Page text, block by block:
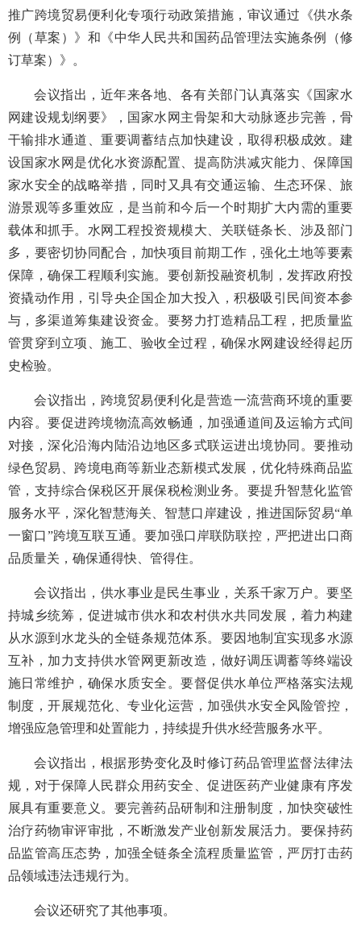
推广跨境贸易便利化专项行动政策措施，审议通过《供水条
例（草案）》和《中华人民共和国药品管理法实施条例（修
订草案）》。
会议指出，近年来各地、各有关部门认真落实《国家水
网建设规划纲要》，国家水网主骨架和大动脉逐步完善，骨
干输排水通道、重要调蓄结点加快建设，取得积极成效。建
设国家水网是优化水资源配置、提高防洪减灾能力、保障国
家水安全的战略举措，同时又具有交通运输、生态环保、旅
游景观等多重效应，是当前和今后一个时期扩大内需的重要
载体和抓手。水网工程投资规模大、关联链条长、涉及部门
多，要密切协同配合，加快项目前期工作，强化土地等要素
保障，确保工程顺利实施。要创新投融资机制，发挥政府投
资撬动作用，引导央企国企加大投入，积极吸引民间资本参
与，多渠道筹集建设资金。要努力打造精品工程，把质量监
管贯穿到立项、施工、验收全过程，确保水网建设经得起历
史检验。
会议指出，跨境贸易便利化是营造一流营商环境的重要
内容。要促进跨境物流高效畅通，加强通道间及运输方式间
对接，深化沿海内陆沿边地区多式联运进出境协同。要推动
绿色贸易、跨境电商等新业态新模式发展，优化特殊商品监
管，支持综合保税区开展保税检测业务。要提升智慧化监管
服务水平，深化智慧海关、智慧口岸建设，推进国际贸易“单
一窗口”跨境互联互通。要加强口岸联防联控，严把进出口商
品质量关，确保通得快、管得住。
会议指出，供水事业是民生事业，关系千家万户。要坚
持城乡统筹，促进城市供水和农村供水共同发展，着力构建
从水源到水龙头的全链条规范体系。要因地制宜实现多水源
互补，加力支持供水管网更新改造，做好调压调蓄等终端设
施日常维护，确保水质安全。要督促供水单位严格落实法规
制度，开展规范化、专业化运营，加强供水安全风险管控，
增强应急管理和处置能力，持续提升供水经营服务水平。
会议指出，根据形势变化及时修订药品管理监督法律法
规，对于保障人民群众用药安全、促进医药产业健康有序发
展具有重要意义。要完善药品研制和注册制度，加快突破性
治疗药物审评审批，不断激发产业创新发展活力。要保持药
品监管高压态势，加强全链条全流程质量监管，严厉打击药
品领域违法违规行为。
会议还研究了其他事项。